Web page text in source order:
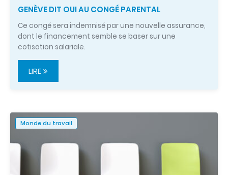
GENÈVE DIT OUI AU CONGÉ PARENTAL
Ce congé sera indemnisé par une nouvelle assurance,
dont le financement semble se baser sur une
cotisation salariale.
LIRE
Monde du travail